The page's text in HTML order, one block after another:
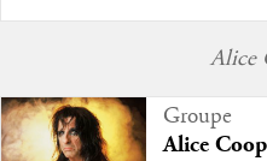
Alice
Groupe
Alice